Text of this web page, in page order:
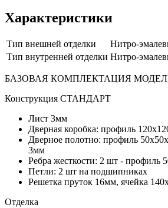
Характеристики
Тип внешней отделки
Нитро-
Тип внутренней отделки Нитро-
БАЗОВАЯ КОМПЛЕКТАЦИЯ
Конструкция СТАНДАРТ
Лист 3мм
Дверная коробка: профиль
Дверное полотно: профиль
3мм
Ребра жесткости: 2 шт - профиль
Петли: 2 шт на подшипниках
Решетка пруток 16мм, ячейка
Отделка